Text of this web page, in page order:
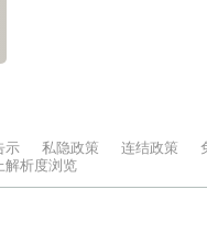
示 私隐政策 连结政策
解析度浏览